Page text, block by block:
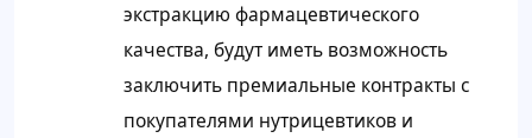
экстракцию фармацевтического
качества, будут иметь возможность
заключить премиальные контракты с
покупателями нутрицевтиков и